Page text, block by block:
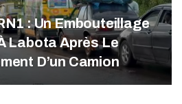
: Un Embouteillage
Labota Après Le
D’un Camion